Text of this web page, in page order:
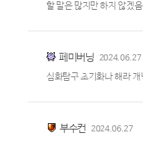
할 말은 많지만 하지 않겠
페미버닝 2024.06.27
심화탐구 초기화나 해라 개
부수컨 2024.06.27